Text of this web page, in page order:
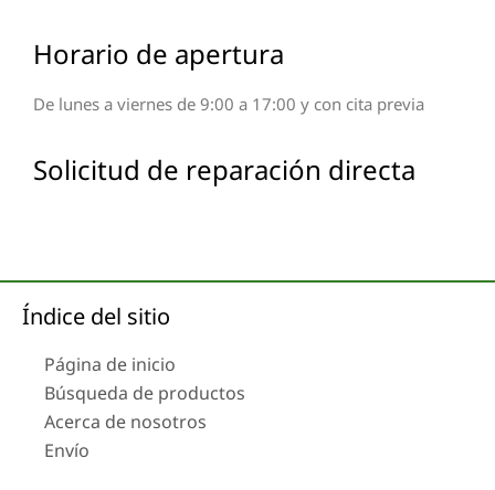
Horario de apertura
De lunes a viernes de 9:00 a 17:00 y con cita previa
Solicitud de reparación directa
Índice del sitio
Página de inicio
Búsqueda de productos
Acerca de nosotros
Envío